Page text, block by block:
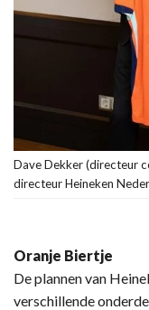
Dave Dekker (directeur
directeur Heineken
Oranje Biertje
De plannen van
verschillende